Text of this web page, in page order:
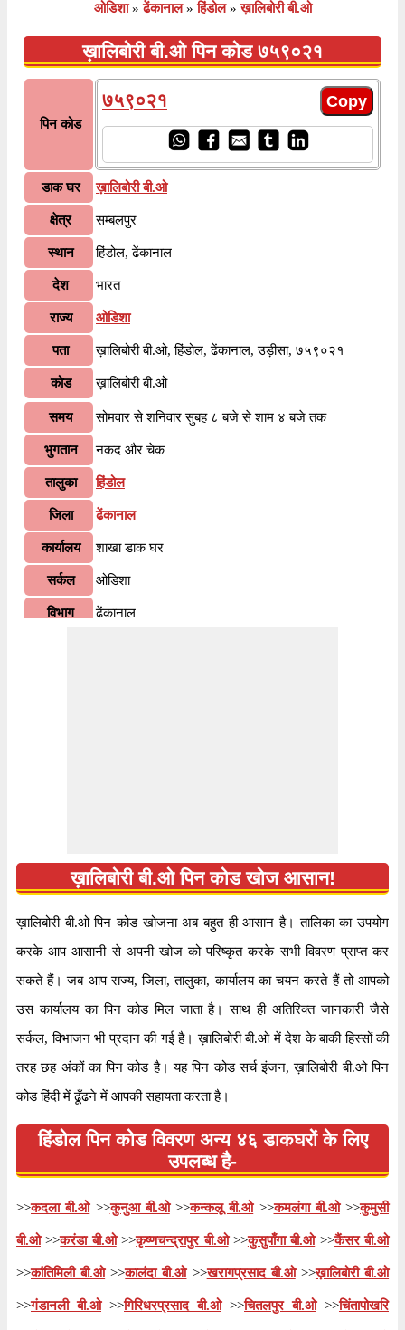
ओडिशा » ढेंकानाल » हिंडोल » ख़ालिबोरी बी.ओ
ख़ालिबोरी बी.ओ पिन कोड ७५९०२१
पिन कोड
७५९०२१
डाक घर ख़ालिबोरी बी.ओ
क्षेत्र सम्बलपुर
स्थान हिंडोल, ढेंकानाल
देश भारत
राज्य ओडिशा
पता ख़ालिबोरी बी.ओ, हिंडोल, ढेंकानाल, उड़ीसा, ७५९०२१
कोड ख़ालिबोरी बी.ओ
समय सोमवार से शनिवार सुबह ८ बजे से शाम ४ बजे तक
भुगतान नकद और चेक
तालुका हिंडोल
जिला ढेंकानाल
कार्यालय शाखा डाक घर
सर्कल ओडिशा
विभाग ढेंकानाल
ख़ालिबोरी बी.ओ पिन कोड खोज आसान!
ख़ालिबोरी बी.ओ पिन कोड खोजना अब बहुत ही आसान है। तालिका का उपयोग
करके आप आसानी से अपनी खोज को परिष्कृत करके सभी विवरण प्राप्त कर
सकते हैं। जब आप राज्य, जिला, तालुका, कार्यालय का चयन करते हैं तो आपको
उस कार्यालय का पिन कोड मिल जाता है। साथ ही अतिरिक्त जानकारी जैसे
सर्कल, विभाजन भी प्रदान की गई है। ख़ालिबोरी बी.ओ में देश के बाकी हिस्सों की
तरह छह अंकों का पिन कोड है। यह पिन कोड सर्च इंजन, ख़ालिबोरी बी.ओ पिन
कोड हिंदी में ढूँढने में आपकी सहायता करता है।
हिंडोल पिन कोड विवरण अन्य ४६ डाकघरों के लिए
उपलब्ध है-
>>कदला बी.ओ>>कुनुआ बी.ओ>>कन्कलू बी.ओ>>कमलंगा बी.ओ>>कुमुसी
बी.ओ>>करंडा बी.ओ>>कृष्णचन्द्रापुर बी.ओ>>कुसुपाँगा बी.ओ>>कैंसर बी.ओ
>>कांतिमिली बी.ओ>>कालंदा बी.ओ>>खरागप्रसाद बी.ओ>>ख़ालिबोरी बी.ओ
>>गंडानली बी.ओ>>गिरिधरप्रसाद बी.ओ>>चितलपुर बी.ओ>>चिंतापोखरि